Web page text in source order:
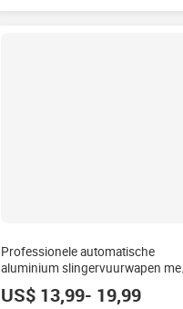
Professionele automatische
aluminium slingervuurwapen
patroonautomaat voor
volwassenen, Upper Bullet
US$ 13,99- 19,99